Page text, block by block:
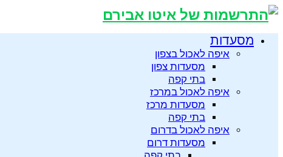
מסעדות
איפה לאכול בצפון
מסעדות צפון
בתי קפה
איפה לאכול במרכז
מסעדות מרכז
בתי קפה
איפה לאכול בדרום
מסעדות דרום